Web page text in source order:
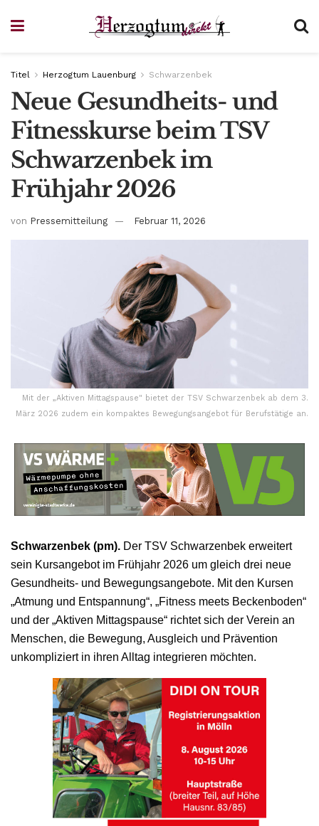
Titel Herzogtum Lauenburg Schwarzenbek
Neue Gesundheits- und
Fitnesskurse beim TSV
Schwarzenbek im
Frühjahr 2026
von Pressemitteilung Februar 11, 2026
Mit der „Aktiven Mittagspause" bietet der TSV Schwarzenbek ab dem 3.
März 2026 zudem ein kompaktes Bewegungsangebot für Berufstätige an.
Schwarzenbek (pm). Der TSV Schwarzenbek erweitert
sein Kursangebot im Frühjahr 2026 um gleich drei neue
Gesundheits- und Bewegungsangebote. Mit den Kursen
„Atmung und Entspannung“, „Fitness meets Beckenboden“
und der „Aktiven Mittagspause“ richtet sich der Verein an
Menschen, die Bewegung, Ausgleich und Prävention
unkompliziert in ihren Alltag integrieren möchten.